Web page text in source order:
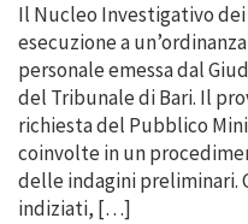
Il Nucleo Investigativo dei
esecuzione a
personale emessa dal
del Tribunale di Bari. Il
richiesta del Pubblico
coinvolte in un
delle indagini preliminari.
indiziati, […]